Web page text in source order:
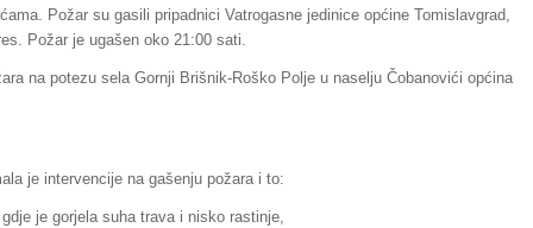
Požar su gasili pripadnici Vatrogasne jedinice općine Tomislavgrad,
Požar je ugašen oko 21:00 sati.
na potezu sela Gornji Brišnik-Roško Polje u naselju Čobanovići općina
je intervencije na gašenju požara i to:
je gorjela suha trava i nisko rastinje,